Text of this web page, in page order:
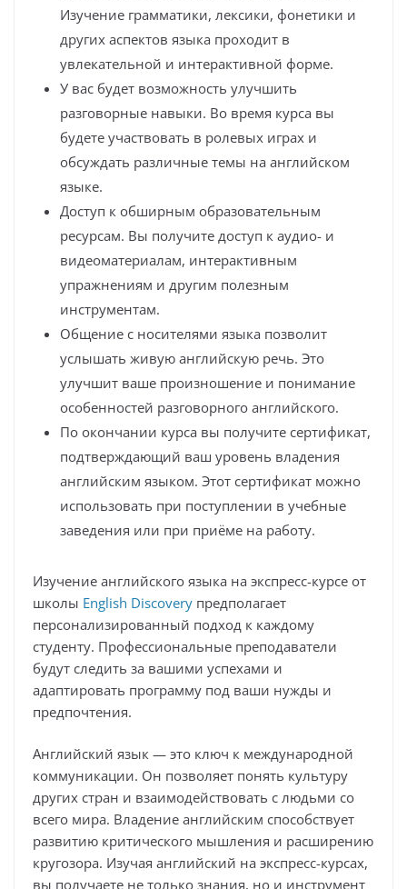
Изучение грамматики, лексики, фонетики и
других аспектов языка проходит в
увлекательной и интерактивной форме.
У вас будет возможность улучшить
разговорные навыки. Во время курса вы
будете участвовать в ролевых играх и
обсуждать различные темы на английском
языке.
Доступ к обширным образовательным
ресурсам. Вы получите доступ к аудио- и
видеоматериалам, интерактивным
упражнениям и другим полезным
инструментам.
Общение с носителями языка позволит
услышать живую английскую речь. Это
улучшит ваше произношение и понимание
особенностей разговорного английского.
По окончании курса вы получите сертификат,
подтверждающий ваш уровень владения
английским языком. Этот сертификат можно
использовать при поступлении в учебные
заведения или при приёме на работу.
Изучение английского языка на экспресс-курсе от
школы English Discovery предполагает
персонализированный подход к каждому
студенту. Профессиональные преподаватели
будут следить за вашими успехами и
адаптировать программу под ваши нужды и
предпочтения.
Английский язык — это ключ к международной
коммуникации. Он позволяет понять культуру
других стран и взаимодействовать с людьми со
всего мира. Владение английским способствует
развитию критического мышления и расширению
кругозора. Изучая английский на экспресс-курсах,
вы получаете не только знания, но и инструмент